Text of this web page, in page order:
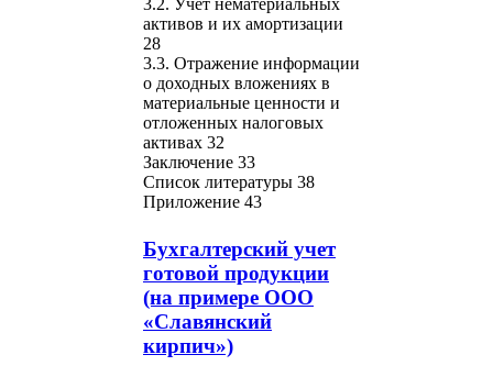
3.2. Учет нематериальных
активов и их амортизации
28
3.3. Отражение информации
о доходных вложениях в
материальные ценности и
отложенных налоговых
активах 32
Заключение 33
Список литературы 38
Приложение 43
Бухгалтерский учет
готовой продукции
(на примере ООО
«Славянский
кирпич»)